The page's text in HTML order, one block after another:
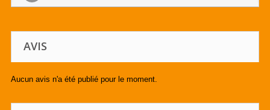
AVIS
Aucun avis n'a été publié pour le moment.